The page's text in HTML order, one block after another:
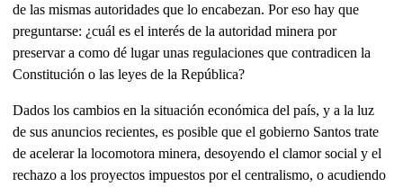
de las mismas autoridades que lo encabezan. Por eso hay que
preguntarse: ¿cuál es el interés de la autoridad minera por
preservar a como dé lugar unas regulaciones que contradicen la
Constitución o las leyes de la República?
Dados los cambios en la situación económica del país, y a la luz
de sus anuncios recientes, es posible que el gobierno Santos trate
de acelerar la locomotora minera, desoyendo el clamor social y el
rechazo a los proyectos impuestos por el centralismo, o acudiendo